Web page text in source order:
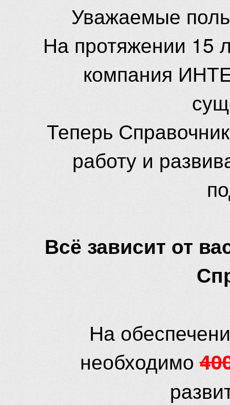
Уважаемые
На протяжении 15
компания
Теперь
работу и
Всё зависит от
На
необходимо